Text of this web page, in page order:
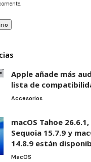
Apple añade más
lista de
Accesorios
macOS Tahoe 26.6.1,
Sequoia 15.7.9 y
14.8.9 están
MacOS